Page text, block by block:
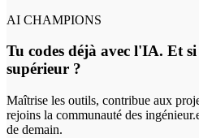
AI CHAMPIONS
Tu codes déjà avec l'IA. Et
supérieur ?
Maîtrise les outils, contribue aux
rejoins la communauté des
de demain.